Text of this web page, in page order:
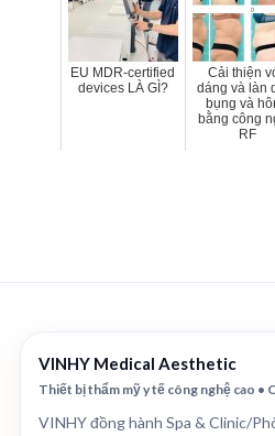
EU MDR-certified
devices LÀ GÌ?
Cải thiện
dáng và làn
bụng và
bằng công
RF
VINHY Medical Aesthetic
Thiết bị thẩm mỹ y tế công nghệ cao •
VINHY đồng hành Spa & Clinic/